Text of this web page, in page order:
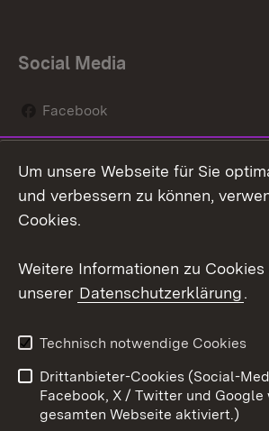
Social Media
Facebook
Social Wall
Youtube
Kontakt
Barrierefreiheit
Impressum Cookies
Um unsere Webseite für Sie
und verbessern zu können,
Cookies.
Weitere Informationen zu
unserer Datenschutzerklärung.
Technisch notwendige Cookies
Drittanbieter-Cookies (Social-
Facebook, X / Twitter und Google
gesamten Webseite aktiviert.)